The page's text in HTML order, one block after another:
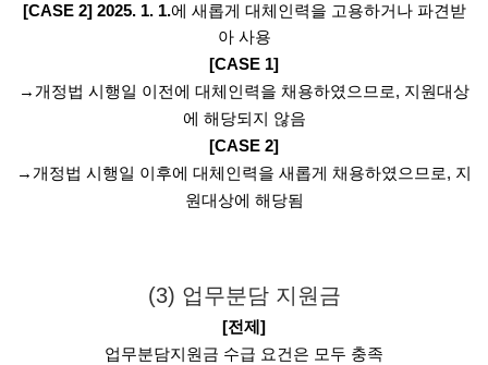
[CASE 2] 2025. 1. 1.에 새롭게 대체인력을 고용하거나 파견받
아 사용
[CASE 1]
→개정법 시행일 이전에 대체인력을 채용하였으므로, 지원대상
에 해당되지 않음
[CASE 2]
→개정법 시행일 이후에 대체인력을 새롭게 채용하였으므로, 지
원대상에 해당됨
(3) 업무분담 지원금
[전제]
업무분담지원금 수급 요건은 모두 충족